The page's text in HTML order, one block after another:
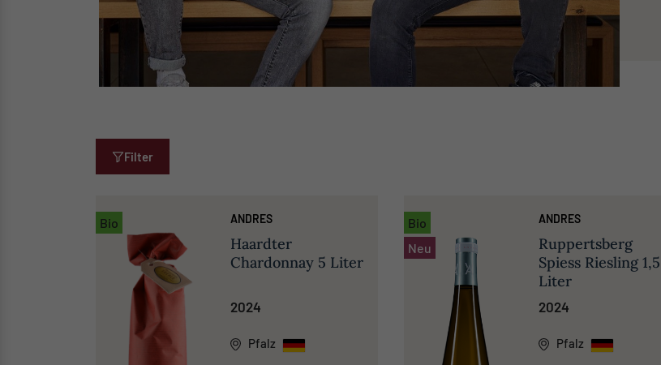
Filter
Bio ANDRES
Haardter
Chardonnay 5 Liter
2024
Pfalz
Bio
Neu
ANDRES
Ruppertsberg
Spiess Riesling 1,5
Liter
2024
Pfalz